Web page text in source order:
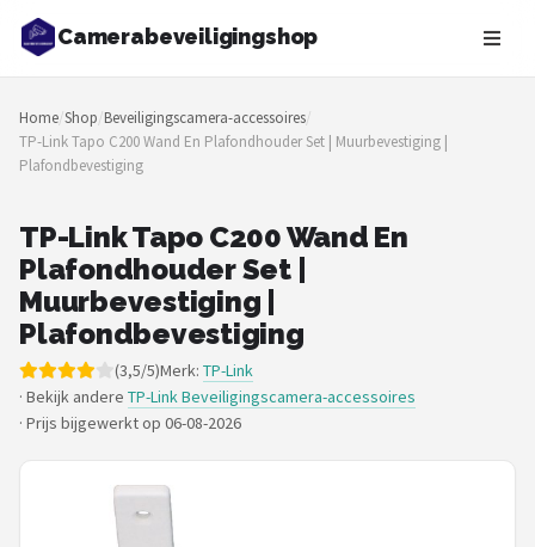
Camerabeveiligingshop
Zoeken
NAVIGATIE
Shop
Merken
Blog
Beveiligingscamera's
Camera Deurbellen
NAS
Home/Shop/Beveiligingscamera-accessoires/
TP-Link Tapo C200 Wand En Plafondhouder Set | Muurbevestiging |
Plafondbevestiging
TP-Link Tapo C200 Wand En
Plafondhouder Set |
Muurbevestiging |
Plafondbevestiging
(3,5/5)Merk: TP-Link
· Bekijk andere TP-Link Beveiligingscamera-accessoires
· Prijs bijgewerkt op 06-08-2026